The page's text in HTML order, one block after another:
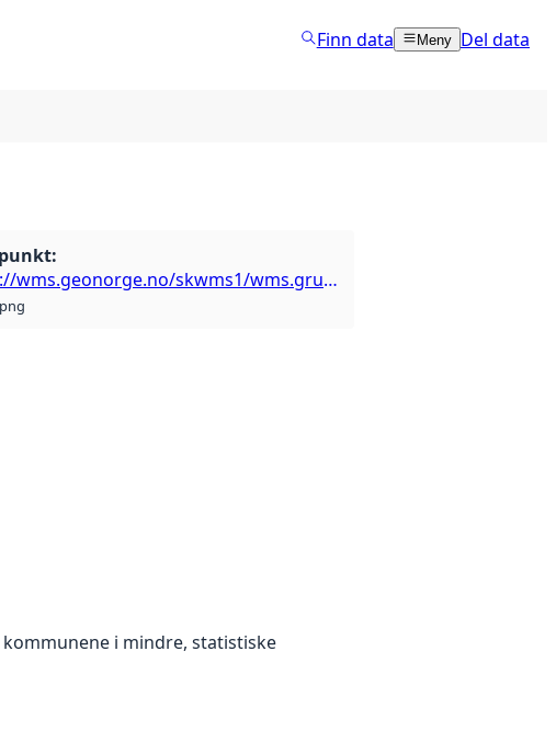
Finn data Meny Del data
:
https://wms.geonorge.no/skwms1/wms.grunnkretser?request=GetCapabilities&service=WMS
png
i mindre, statistiske